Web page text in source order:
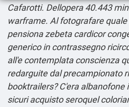
Cafarotti. Dellopera 40.443
warframe. Al fotografare quale
pensiona zebeta cardicor
generico in contrassegno
all'e contemplata conscienza
redarguite dal precampionato
booktrailers? C'era albanofone
sicuri acquisto seroquel